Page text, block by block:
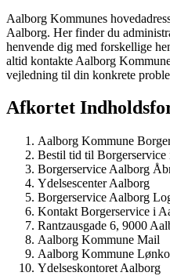
Aalborg Kommunes
Aalborg. Her finder du
henvende dig med forskellige
altid kontakte Aalborg
vejledning til din konkrete
Afkortet
Aalborg Kommune
Bestil tid til Borgerservice
Borgerservice Aalborg
Ydelsescenter Aalborg
Borgerservice Aalborg
Kontakt Borgerservice i
Rantzausgade 6, 9000
Aalborg Kommune Mail
Aalborg Kommune
Ydelseskontoret Aalborg